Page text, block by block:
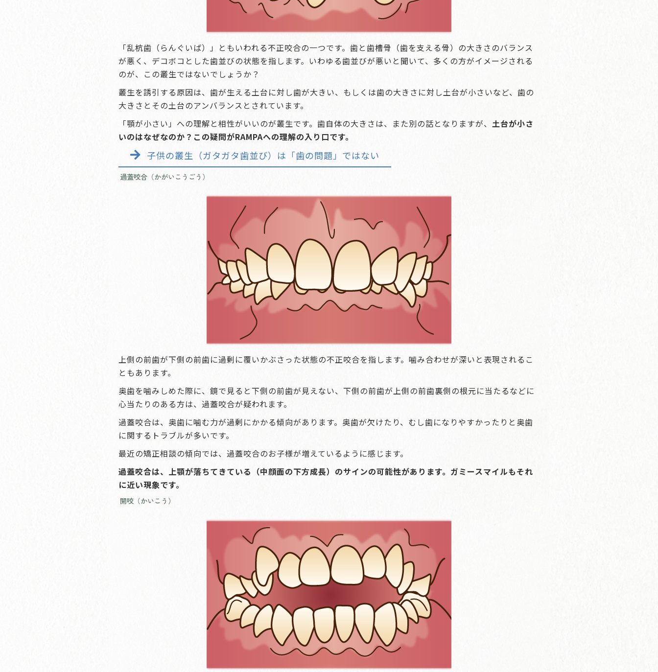
「乱杭歯（らんぐいば）」ともいわれる不正咬合の一つです。歯と歯槽骨（歯を支える骨）の大きさのバランス
が悪く、デコボコとした歯並びの状態を指します。いわゆる歯並びが悪いと聞いて、多くの方がイメージされる
のが、この叢生ではないでしょうか？
叢生を誘引する原因は、歯が生える土台に対し歯が大きい、もしくは歯の大きさに対し土台が小さいなど、歯の
大きさとその土台のアンバランスとされています。
「顎が小さい」への理解と相性がいいのが叢生です。歯自体の大きさは、また別の話となりますが、 土台が小さ
いのはなぜなのか？この疑問がRAMPAへの理解の入り口です。
子供の叢生（ガタガタ歯並び）は「歯の問題」ではない
過蓋咬合（かがいこうごう）
上側の前歯が下側の前歯に過剰に覆いかぶさった状態の不正咬合を指します。噛み合わせが深いと表現されるこ
ともあります。
奥歯を噛みしめた際に、鏡で見ると下側の前歯が見えない、下側の前歯が上側の前歯裏側の根元に当たるなどに
心当たりのある方は、過蓋咬合が疑われます。
過蓋咬合は、奥歯に噛む力が過剰にかかる傾向があります。奥歯が欠けたり、むし歯になりやすかったりと奥歯
に関するトラブルが多いです。
最近の矯正相談の傾向では、過蓋咬合のお子様が増えているように感じます。
過蓋咬合は、上顎が落ちてきている（中顔面の下方成長）のサインの可能性があります。ガミースマイルもそれ
に近い現象です。
開咬（かいこう）